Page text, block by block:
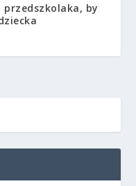
przedszkolaka, by